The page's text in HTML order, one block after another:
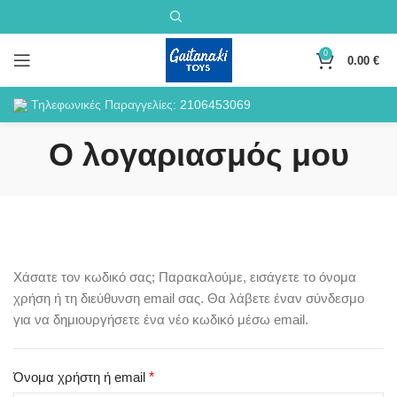
0
0.00 €
Τηλεφωνικές Παραγγελίες: 2106453069
Ο λογαριασμός μου
Χάσατε τον κωδικό σας; Παρακαλούμε, εισάγετε το όνομα
χρήση ή τη διεύθυνση email σας. Θα λάβετε έναν σύνδεσμο
για να δημιουργήσετε ένα νέο κωδικό μέσω email.
Όνομα χρήστη ή email *Απαιτείται